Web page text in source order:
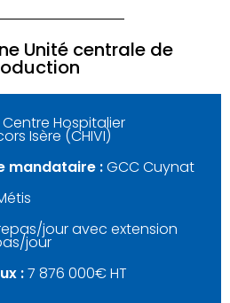
Unité centrale de
Centre Hospitalier
Isère (CHIVI)
mandataire :GCC Cuynat
jour avec extension
jour
:7 876 000€ HT